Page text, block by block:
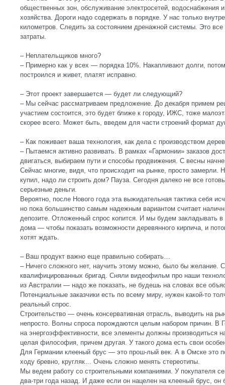
общественных зон, обслуживание электросетей, водоснабжения и
хозяйства. Дороги надо содержать в порядке. У нас только
километров. Следить за состоянием дренажной системы. Это
затраты.
– Неплательщиков много?
– Примерно как у всех — порядка 10%. Накапливают долги,
построился и живет, платят исправно.
– Этот проект завершается — будет ли следующий?
– Мы сейчас рассматриваем предложение. До декабря примем
участием состоится, это будет ближе к городу, ИЖС, тоже
скорее всего. Может быть, введем для части строений формат
– Как поживает ваша технология, как дела с производством
– Пытаемся активно развивать. В рамках «Гармонии» заказов
двигаться, выбираем пути и способы продвижения. С весны
Сейчас многие, видя, что происходит на рынке, просто замерли.
купил, надо ли строить дом? Пауза. Сегодня далеко не все
серьезные деньги.
Вероятно, после Нового года эта выжидательная тактика себя
но пока большинство самым надежным вариантом считает
депозите. Отложенный спрос копится. И мы будем закладывать
дома — чтобы показать возможности деревянного кирпича, и
хотят ждать.
– Ваш продукт важно еще правильно собирать…
– Ничего сложного нет, научить этому можно, было бы желание.
квалифицированных бригад. Сняли видеофильм про наши
из Австралии — надо же показать, не будешь на словах все
Потенциальные заказчики есть по всему миру, нужен какой-то
реальный спрос.
Строительство — очень консервативная отрасль, выводить на
непросто. Волны спроса порождаются целым набором причин. В
на энергоэффективности, все элементы должны производиться
целая философия, причем другая. У такого дома есть свои
Для Германии клееный брус — это прош-лый век. А в Омске это
ходу бревно, кругляк… Очень сложно менять стереотипы.
Мы ведем работу со строительными компаниями. У покупателя
два-три года назад. И даже если он нацелен на клееный брус, он